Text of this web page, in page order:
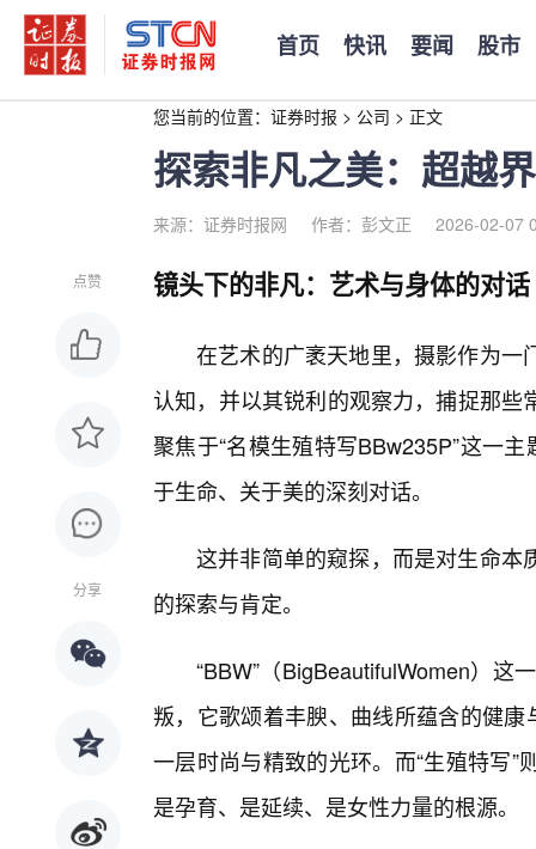
首页 快讯 要闻 股市
您当前的位置： 证券时报 > 公司 > 正文
探索非凡之美：超越
来源：证券时报网 作者：彭文正 2026-02-07
点赞
分享
镜头下的非凡：艺术与身体的对话
在艺术的广袤天地里，摄影作为一
认知，并以其锐利的观察力，捕捉那
聚焦于“名模生殖特写BBw235P”这一
于生命、关于美的深刻对话。
这并非简单的窥探，而是对生命本
的探索与肯定。
“BBW”（BigBeautifulWomen）
叛，它歌颂着丰腴、曲线所蕴含的健
一层时尚与精致的光环。而“生殖特写
是孕育、是延续、是女性力量的根源。